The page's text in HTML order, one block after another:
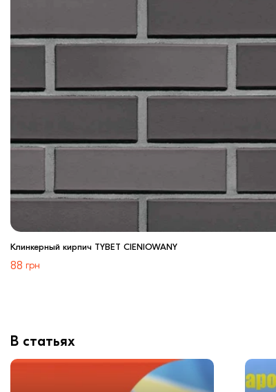
Клинкерный кирпич TYBET CIENIOWANY
88 грн
В статьях